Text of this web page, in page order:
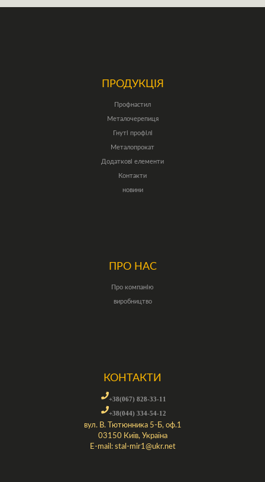
ПРОДУКЦІЯ
Профнастил
Металочерепиця
Гнуті профілі
Металопрокат
Додаткові елементи
Контакти
новини
ПРО НАС
Про компанію
виробництво
КОНТАКТИ
+38(067) 828-33-11
+38(044) 334-54-12
вул. В. Тютюнника 5-Б, оф.1
03150 Київ, Україна
E-mail: stal-mir1@ukr.net